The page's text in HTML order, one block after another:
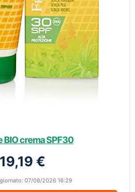
BIO crema SPF30
19,19 €
07/08/2026 16:29